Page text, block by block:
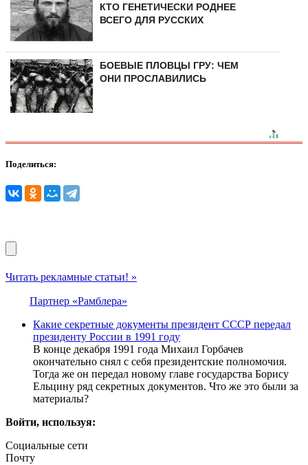
КТО ГЕНЕТИЧЕСКИ РОДНЕЕ
ВСЕГО ДЛЯ РУССКИХ
БОЕВЫЕ ПЛОВЦЫ ГРУ: ЧЕМ
ОНИ ПРОСЛАВИЛИСЬ
Поделиться:
Читать рекламные статьи! »
Партнер «Рамблера»
Какие секретные документы президент СССР передал
президенту России в 1991 году
В конце декабря 1991 года Михаил Горбачев
окончательно снял с себя президентские полномочия.
Тогда же он передал новому главе государства Борису
Ельцину ряд секретных документов. Что же это были за
материалы?
Войти, используя:
Социальные сети
Почту